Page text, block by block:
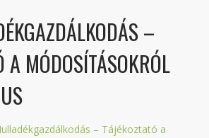
–
A MÓDOSÍTÁSOKRÓL
– Tájékoztató a